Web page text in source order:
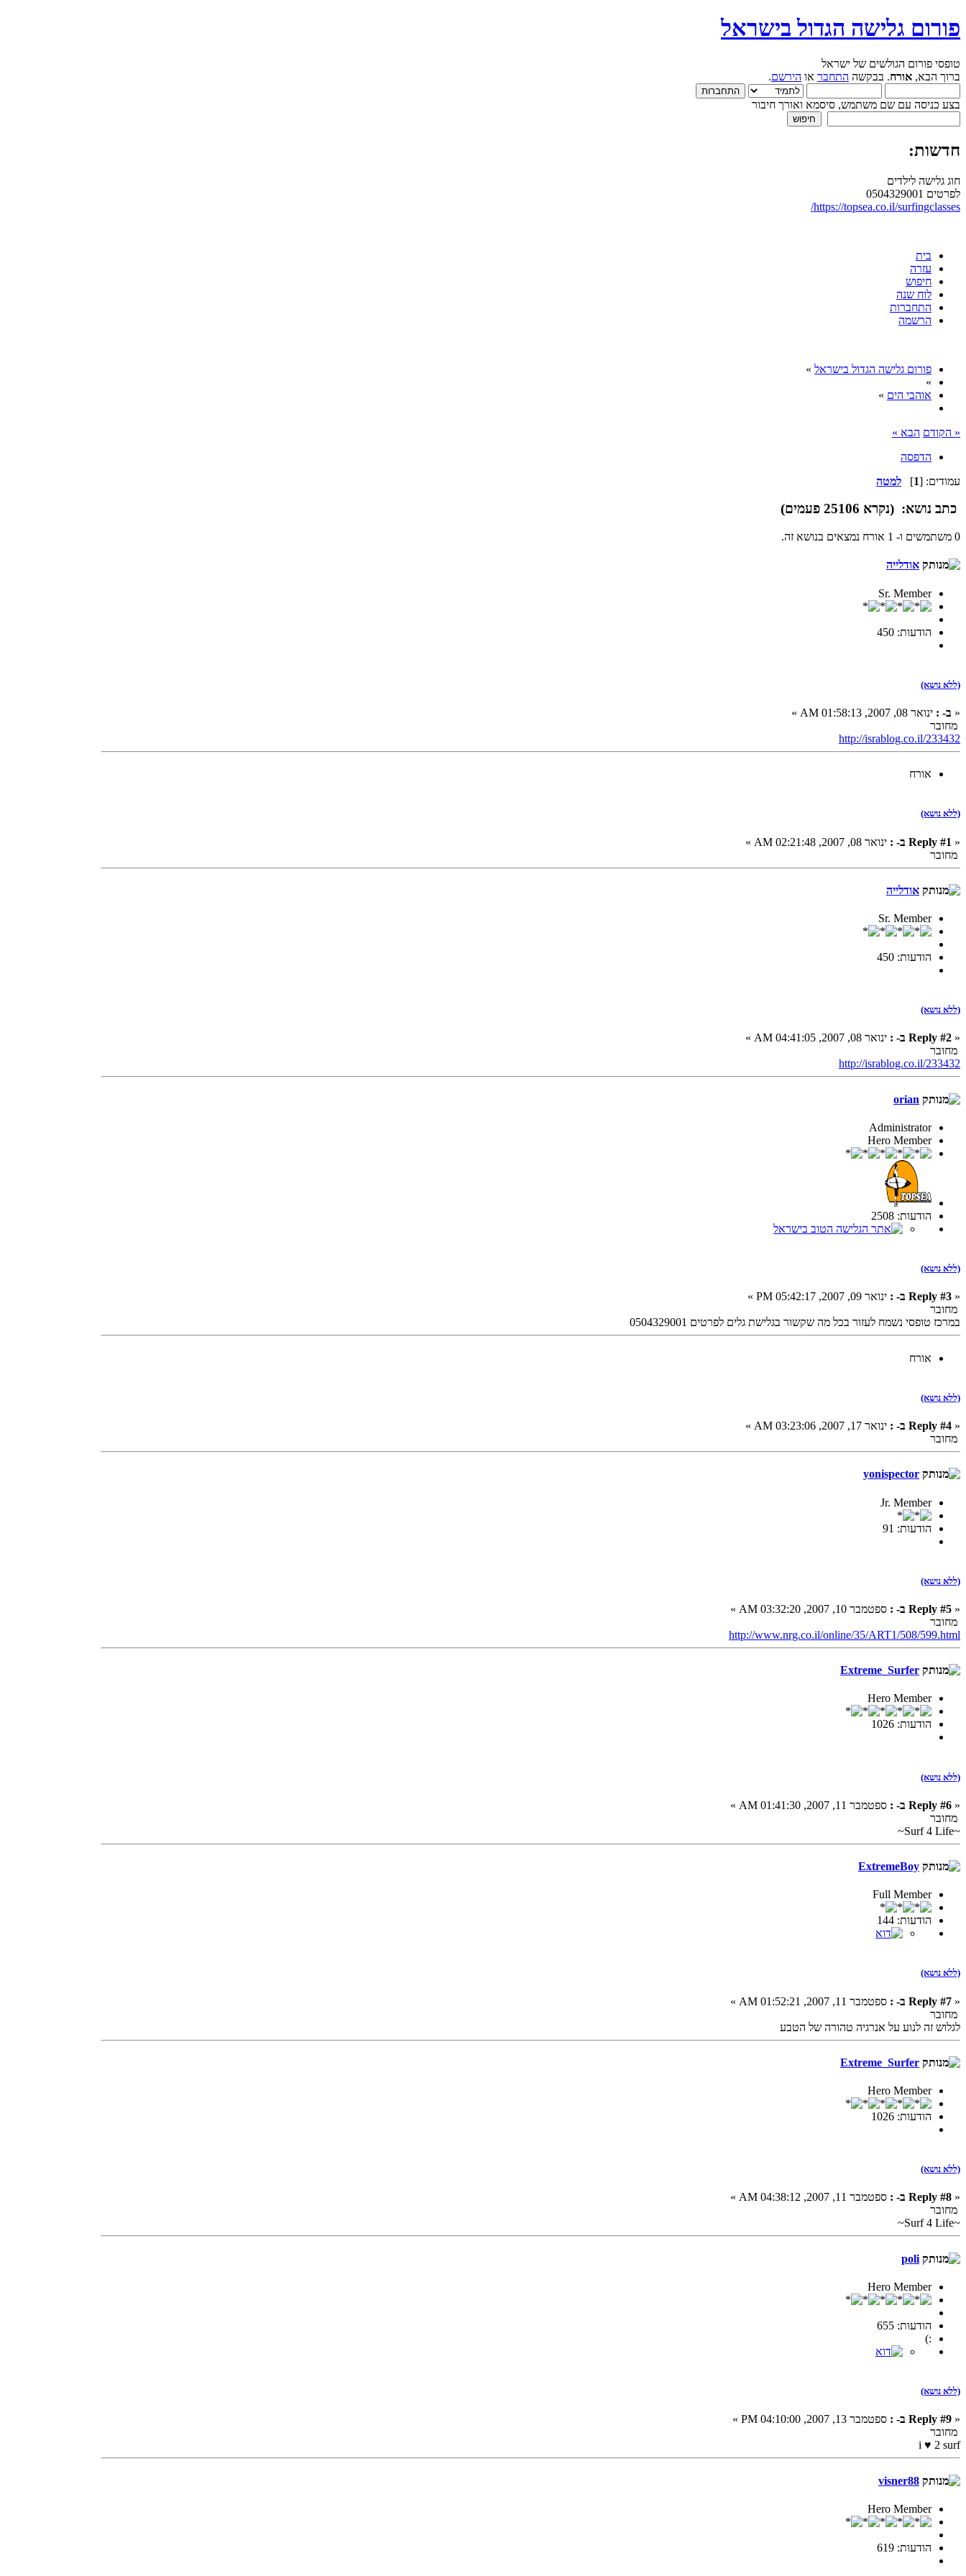
פורום גלישה הגדול בישראל
טופסי פורום הגולשים של ישראל
ברוך הבא, אורח. בבקשה התחבר או הירשם.
בצע כניסה עם שם משתמש, סיסמא ואורך חיבור
חדשות:
חוג גלישה לילדים
לפרטים 0504329001
https://topsea.co.il/surfingclasses/
בית
עזרה
חיפוש
לוח שנה
התחברות
הרשמה
פורום גלישה הגדול בישראל »
»
אוהבי הים »
« הקודם הבא »
הדפסה
עמודים: [1
] למטה
כתב נושא: (נקרא 25106 פעמים)
0 משתמשים ו- 1 אורח נמצאים בנושא זה.
אודלייה
Sr. Member
הודעות: 450
(ללא נושא)
« ב- : ינואר 08, 2007, 01:58:13 AM »
מחובר
http://israblog.co.il/233432
אורח
(ללא נושא)
« Reply #1 ב- :
ינואר 08, 2007, 02:21:48 AM »
מחובר
אודלייה
Sr. Member
הודעות: 450
(ללא נושא)
« Reply #2 ב- :
ינואר 08, 2007, 04:41:05 AM »
מחובר
http://israblog.co.il/233432
orian
Administrator
Hero Member
הודעות: 2508
(ללא נושא)
« Reply #3 ב- :
ינואר 09, 2007, 05:42:17 PM »
מחובר
במרכז טופסי נשמח לעזור בכל מה שקשור בגלישת גלים לפרטים 0504329001
אורח
(ללא נושא)
« Reply #4 ב- :
ינואר 17, 2007, 03:23:06 AM »
מחובר
yonispector
Jr. Member
הודעות: 91
(ללא נושא)
« Reply #5 ב- :
ספטמבר 10, 2007, 03:32:20 AM »
מחובר
http://www.nrg.co.il/online/35/ART1/508/599.html
Extreme_Surfer
Hero Member
הודעות: 1026
(ללא נושא)
« Reply #6 ב- :
ספטמבר 11, 2007, 01:41:30 AM »
מחובר
~Surf 4 Life~
ExtremeBoy
Full Member
הודעות: 144
(ללא נושא)
« Reply #7 ב- :
ספטמבר 11, 2007, 01:52:21 AM »
מחובר
לגלוש זה לנוע על אנרגיה טהורה של הטבע
Extreme_Surfer
Hero Member
הודעות: 1026
(ללא נושא)
« Reply #8 ב- :
ספטמבר 11, 2007, 04:38:12 AM »
מחובר
~Surf 4 Life~
poli
Hero Member
הודעות: 655
:)
(ללא נושא)
« Reply #9 ב- :
ספטמבר 13, 2007, 04:10:00 PM »
מחובר
i ♥ 2 surf
visner88
Hero Member
הודעות: 619